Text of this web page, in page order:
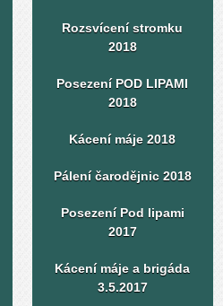
Rozsvícení stromku
2018
Posezení POD LIPAMI
2018
Kácení máje 2018
Pálení čarodějnic 2018
Posezení Pod lipami
2017
Kácení máje a brigáda
3.5.2017